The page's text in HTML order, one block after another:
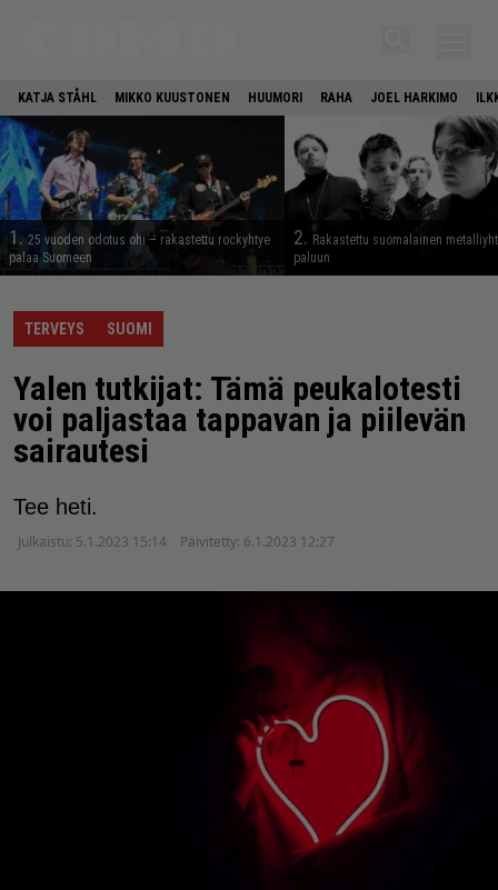
KATJA STÅHL MIKKO KUUSTONEN HUUMORI RAHA JOEL HARKIMO
1. 25 vuoden odotus ohi – rakastettu rockyhtye
palaa Suomeen
2. Rakastettu suomalainen
paluun
TERVEYS SUOMI
Yalen tutkijat: Tämä peukalotesti
voi paljastaa tappavan ja piilevän
sairautesi
Tee heti.
Julkaistu: 5.1.2023 15:14 Päivitetty: 6.1.2023 12:27